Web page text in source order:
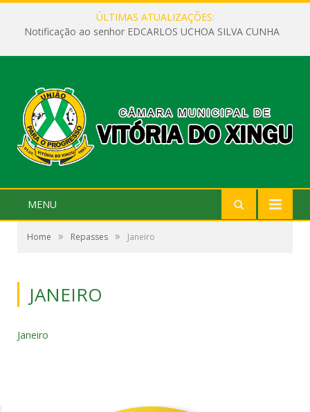
ÚLTIMAS ATUALIZAÇÕES:
Notificação ao senhor EDCARLOS UCHOA SILVA CUNHA
MENU
Home » Repasses » Janeiro
JANEIRO
Janeiro